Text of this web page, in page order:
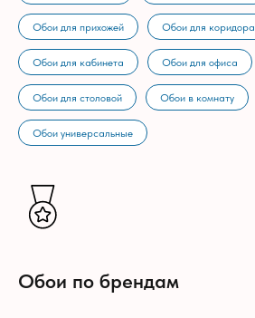
Обои для прихожей Обои для коридора
Обои для кабинета Обои для офиса
Обои для столовой Обои в комнату
Обои универсальные
Обои по брендам